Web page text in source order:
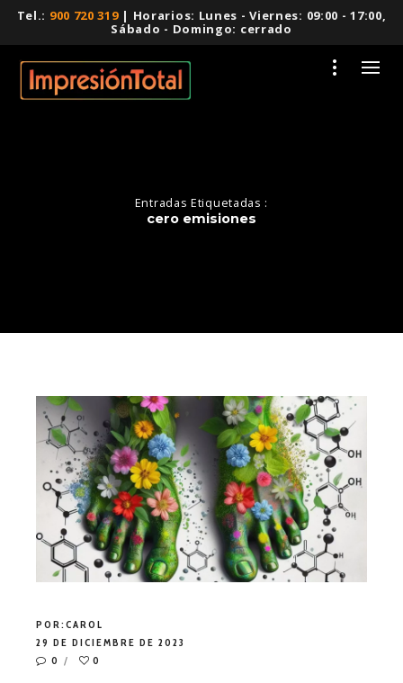
Tel.: 900 720 319| Horarios: Lunes - Viernes: 09:00 - 17:00,
Sábado - Domingo: cerrado
Entradas Etiquetadas :
cero emisiones
POR:CAROL
29 DE DICIEMBRE DE 2023
0
0